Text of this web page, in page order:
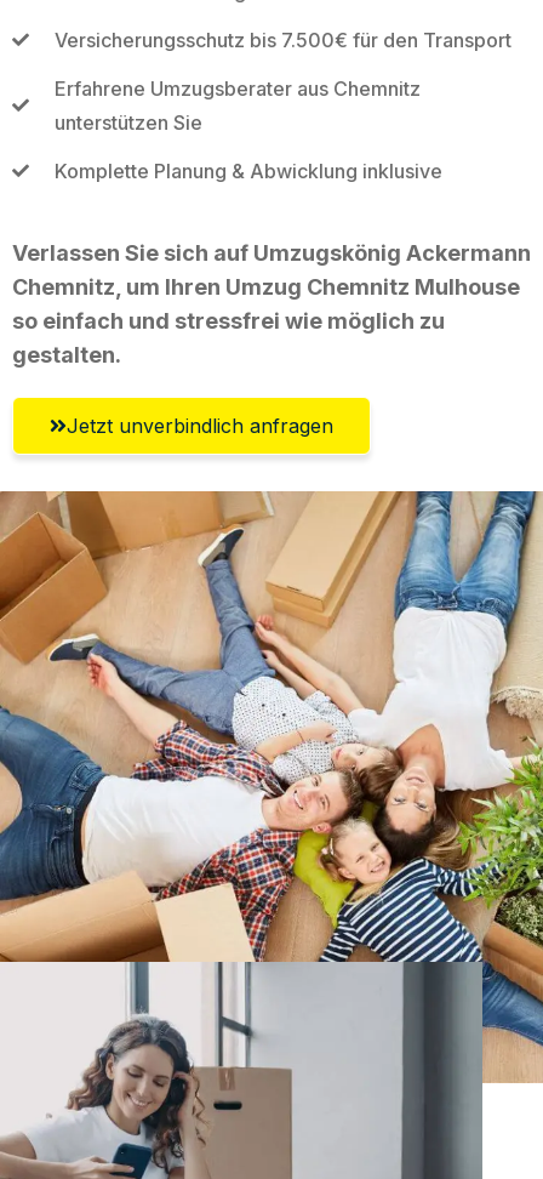
Versicherungsschutz bis 7.500€ für den Transport
Erfahrene Umzugsberater aus Chemnitz
unterstützen Sie
Komplette Planung & Abwicklung inklusive
Verlassen Sie sich auf Umzugskönig Ackermann
Chemnitz, um Ihren Umzug Chemnitz Mulhouse
so einfach und stressfrei wie möglich zu
gestalten.
Jetzt unverbindlich anfragen